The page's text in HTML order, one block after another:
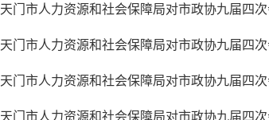
天门市人力资源和社会保障局对市政协九届四
天门市人力资源和社会保障局对市政协九届四
天门市人力资源和社会保障局对市政协九届四
天门市人力资源和社会保障局对市政协九届四